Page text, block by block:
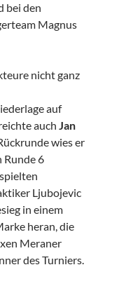
bei den
Magnus
nicht ganz
auf
auch Jan
wies er
Runde 6
Ljubojevic
in einem
heran, die
Meraner
des Turniers.